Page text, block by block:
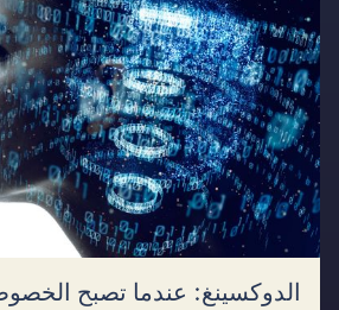
الدوكسينغ: عندما تصبح